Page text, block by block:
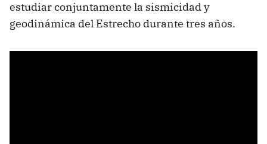
estudiar conjuntamente la sismicidad y
geodinámica del Estrecho durante tres años.